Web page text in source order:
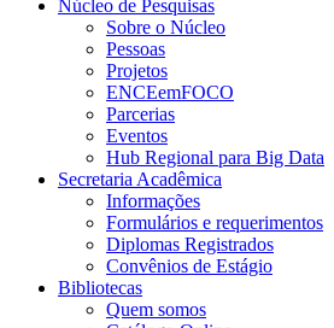
Núcleo de Pesquisas
Sobre o Núcleo
Pessoas
Projetos
ENCEemFOCO
Parcerias
Eventos
Hub Regional para Big Data
Secretaria Acadêmica
Informações
Formulários e requerimentos
Diplomas Registrados
Convênios de Estágio
Bibliotecas
Quem somos